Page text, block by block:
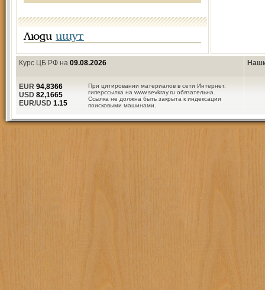
Люди ищут
Курс ЦБ РФ на 09.08.2026
При цитировании материалов в сети Интернет,
гиперссылка на www.sevkray.ru обязательна.
Ссылка не должна быть закрыта к индексации
поисковыми машинами.
EUR 94,8366
USD 82,1665
EUR/USD 1.15